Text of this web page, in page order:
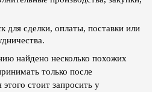
для сделки, оплаты, поставки или
найдено несколько похожих
только после
стоит запросить у